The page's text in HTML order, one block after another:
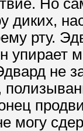
Но
диких,
рту.
упирает
не
могу